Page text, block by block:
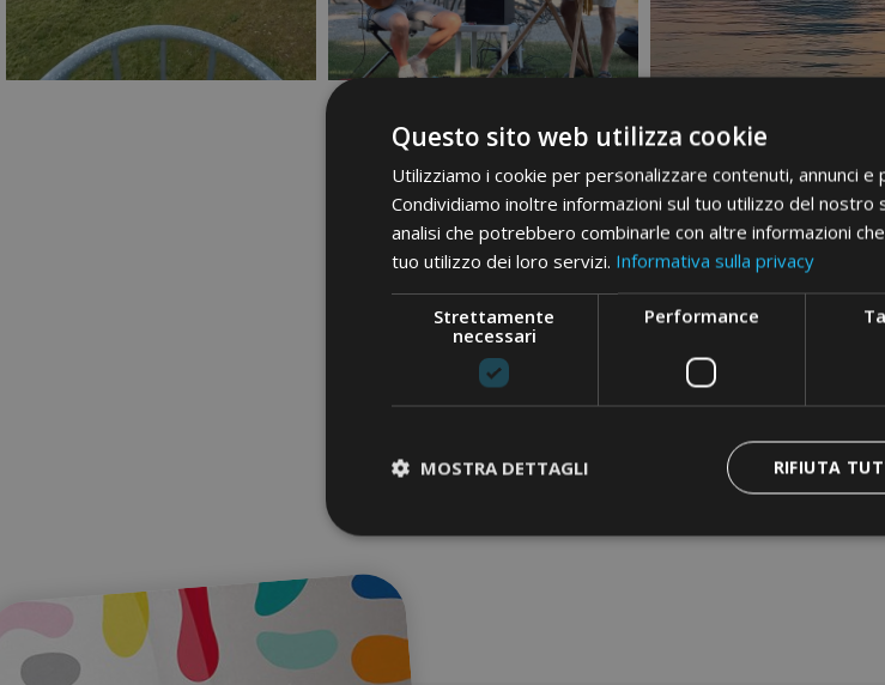
Questo sito web utilizza cookie
Utilizziamo i cookie per personalizzare contenuti, annunci
Condividiamo inoltre informazioni sul tuo utilizzo del
analisi che potrebbero combinarle con altre informazioni
tuo utilizzo dei loro servizi. Informativa sulla privacy
Strettamente
necessari
Performance
RIFIUTA
MOSTRA DETTAGLI